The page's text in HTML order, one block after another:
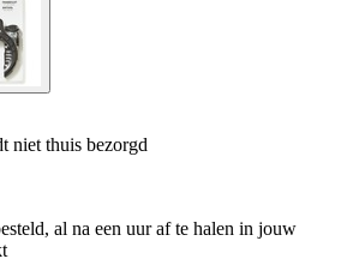
niet thuis bezorgd
al na een uur af te halen in jouw